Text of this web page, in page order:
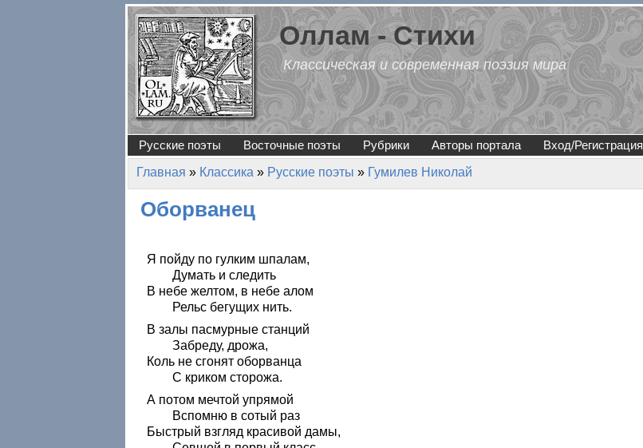
Перейти к основному содержанию
Оллам - Стихи
Классическая и современная поэзия мира
Русские поэты Восточные поэты Рубрики Авторы портала Вход/Регистрация
Вы здесь
Главная » Классика » Русские поэты » Гумилев Николай
Оборванец
Я пойду по гулким шпалам,
Думать и следить
В небе желтом, в небе алом
Рельс бегущих нить.
В залы пасмурные станций
Забреду, дрожа,
Коль не сгонят оборванца
С криком сторожа.
А потом мечтой упрямой
Вспомню в сотый раз
Быстрый взгляд красивой дамы,